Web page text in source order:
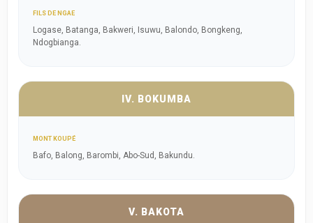
FILS DE NGAE
Logase, Batanga, Bakweri, Isuwu, Balondo, Bongkeng,
Ndogbianga.
IV. BOKUMBA
MONT KOUPÉ
Bafo, Balong, Barombi, Abo-Sud, Bakundu.
V. BAKOTA